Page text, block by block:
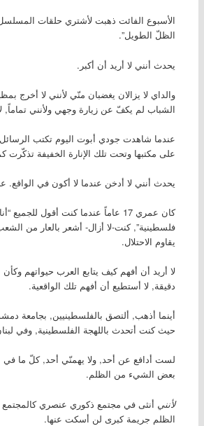
الأسبوع الفائت ذهبت لأشتري حلقات
الظلّ الطويل”.
يحدث أنني لا أريد أن أكبر.
والداي لا يزالان يغضبان منّي لأنني لا أخرج
الشباب لم يكفّ عن زيارة وجهي ولأنني تماماً,
عندما شاهدت جودي أبوت اليوم تكتب الرسائل
على مكتبها وتحت تلك الإنارة الخفيفة تذكّرت
يحدث أنني لا أدخن عندما لا أكون في الواقع.
كان عمري 17 عاماً عندما كنت أقول
فلسطينية”, كنت-لا أزال- أشعر بالعار من
يقاوم الاحتلال.
لا أريد أن أفهم كيف يتابع العرب حيواتهم وكأن
دقيقة, لا أستطيع أن أفهم تلك الواقعية.
أينما أذهب, ألتصق بالفلسطينيين, بجامعة
حيث كنت أتحدث باللهجة الفلسطينية, وفي
لست أدافع عن أحد, ولا يهمنّي أحد, كلّ ما في
بعض الشيء من الظلم.
لأنني أنثى في مجتمع ذكوري عنصري
الظلم جريمة كبرى لن أسكت عنها.